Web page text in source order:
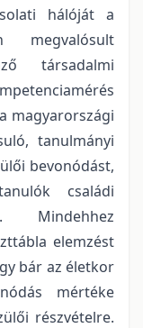
hálóját a
megvalósult
társadalmi
magyarországi
tanulmányi
bevonódást,
családi
Mindehhez
elemzést
bár az életkor
mértéke
részvételre.